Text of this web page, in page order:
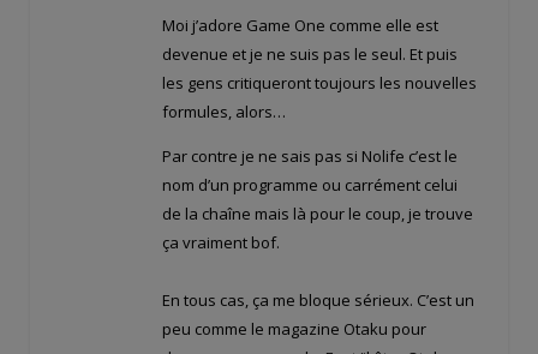
Moi j’adore Game One comme elle est
devenue et je ne suis pas le seul. Et puis
les gens critiqueront toujours les nouvelles
formules, alors…
Par contre je ne sais pas si Nolife c’est le
nom d’un programme ou carrément celui
de la chaîne mais là pour le coup, je trouve
ça vraiment bof.
En tous cas, ça me bloque sérieux. C’est un
peu comme le magazine Otaku pour